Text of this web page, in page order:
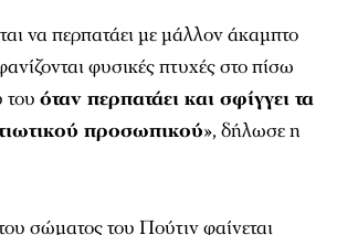
να περπατάει με μάλλον άκαμπτο
φυσικές πτυχές στο πίσω
του όταν περπατάει και σφίγγει τα
προσωπικού», δήλωσε η
σώματος του Πούτιν φαίνεται